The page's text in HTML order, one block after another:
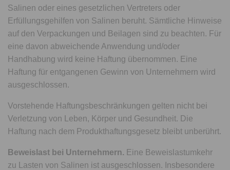
Salinen oder eines gesetzlichen Vertreters oder
Erfüllungsgehilfen von Salinen beruht. Sämtliche Hinweise
auf den Verpackungen und Beilagen sind zu beachten. Für
eine davon abweichende Anwendung und/oder
Handhabung wird keine Haftung übernommen. Eine
Haftung für entgangenen Gewinn von Unternehmern wird
ausgeschlossen.
Vorstehende Haftungsbeschränkungen gelten nicht bei
Verletzung von Leben, Körper und Gesundheit. Die
Haftung nach dem Produkthaftungsgesetz bleibt unberührt.
Beweislast bei Unternehmern. Eine Beweislastumkehr
zu Lasten von Salinen ist ausgeschlossen. Insbesondere